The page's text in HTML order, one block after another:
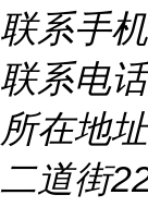
联系手机
联系电话
所在地址
二道街